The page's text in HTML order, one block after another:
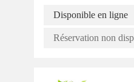
Disponible en ligne
Réservation non